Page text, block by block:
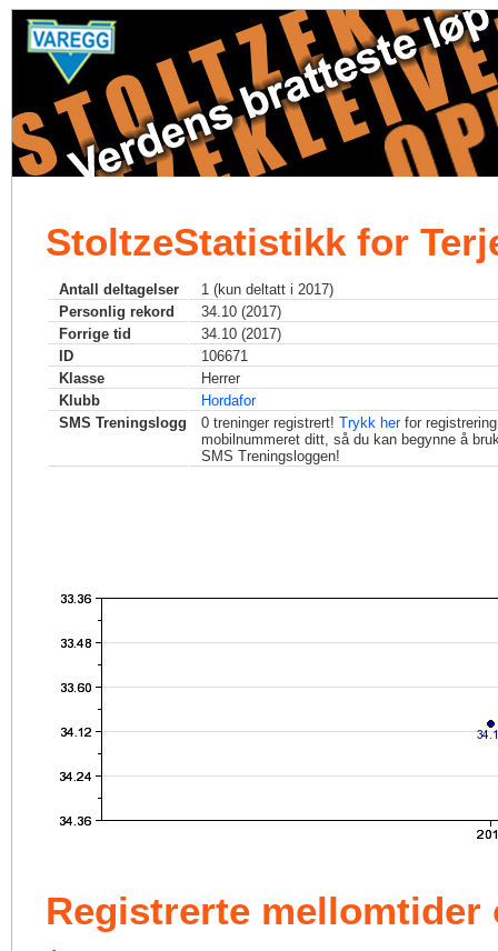
StoltzeStatistikk for
Antall deltagelser
1 (kun deltatt i 2017)
Personlig rekord
34.10 (2017)
Forrige tid
34.10 (2017)
ID
106671
Klasse
Herrer
Klubb
Hordafor
SMS Treningslogg
0 treninger registrert! Trykk herfor
mobilnummeret ditt, så du kan begynne å
SMS Treningsloggen!
Registrerte mellomtider